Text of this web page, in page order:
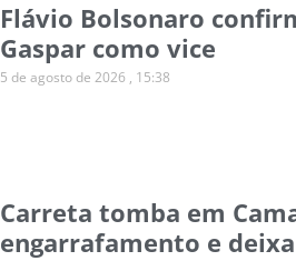
Flávio Bolsonaro
Gaspar como vice
5 de agosto de 2026 15:38
Carreta tomba em
engarrafamento e